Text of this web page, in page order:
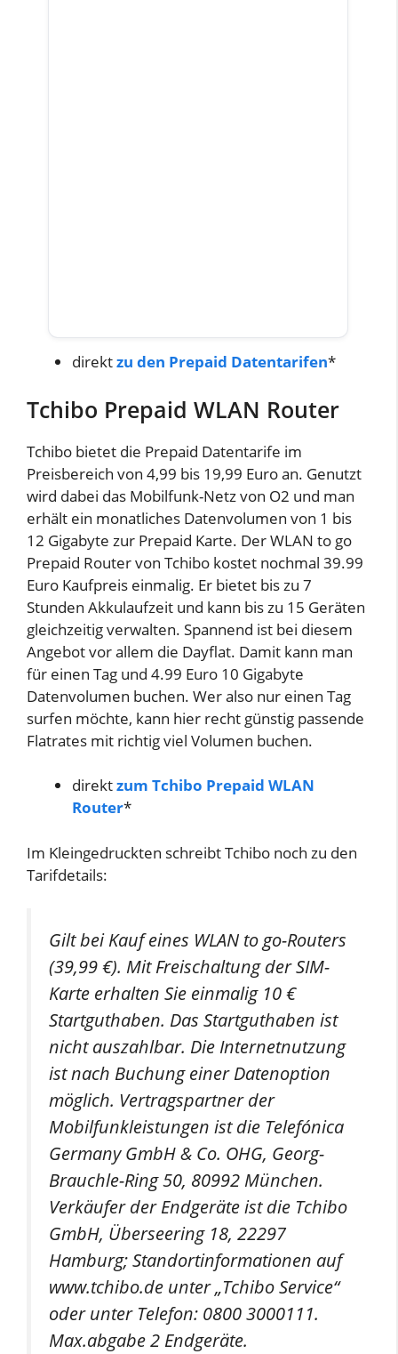
direktzu den Prepaid Datentarifen*
Tchibo Prepaid WLAN Router
Tchibo bietet die Prepaid Datentarife im
Preisbereich von 4,99 bis 19,99 Euro an. Genutzt
wird dabei das Mobilfunk-Netz von O2 und man
erhält ein monatliches Datenvolumen von 1 bis
12 Gigabyte zur Prepaid Karte. Der WLAN to go
Prepaid Router von Tchibo kostet nochmal 39.99
Euro Kaufpreis einmalig. Er bietet bis zu 7
Stunden Akkulaufzeit und kann bis zu 15 Geräten
gleichzeitig verwalten. Spannend ist bei diesem
Angebot vor allem die Dayflat. Damit kann man
für einen Tag und 4.99 Euro 10 Gigabyte
Datenvolumen buchen. Wer also nur einen Tag
surfen möchte, kann hier recht günstig passende
Flatrates mit richtig viel Volumen buchen.
direktzum Tchibo Prepaid WLAN
Router*
Im Kleingedruckten schreibt Tchibo noch zu den
Tarifdetails:
Gilt bei Kauf eines WLAN to go-Routers
(39,99 €). Mit Freischaltung der SIM-
Karte erhalten Sie einmalig 10 €
Startguthaben. Das Startguthaben ist
nicht auszahlbar. Die Internetnutzung
ist nach Buchung einer Datenoption
möglich. Vertragspartner der
Mobilfunkleistungen ist die Telefónica
Germany GmbH & Co. OHG, Georg-
Brauchle-Ring 50, 80992 München.
Verkäufer der Endgeräte ist die Tchibo
GmbH, Überseering 18, 22297
Hamburg; Standortinformationen auf
www.tchibo.de unter „Tchibo Service“
oder unter Telefon: 0800 3000111.
Max.abgabe 2 Endgeräte.